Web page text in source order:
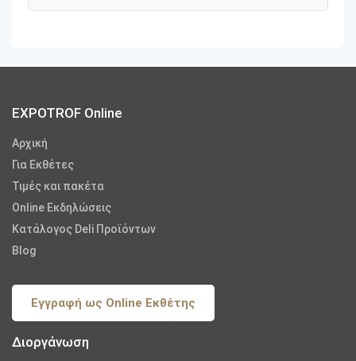
EXPOTROF Online
Αρχική
Για Εκθέτες
Τιμές και πακέτα
Online Εκδηλώσεις
Κατάλογος Deli Προϊόντων
Blog
Εγγραφή ως Online Εκθέτης
Διοργάνωση